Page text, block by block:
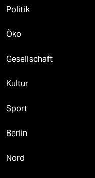
Politik
Öko
Gesellschaft
Kultur
Sport
Berlin
Nord